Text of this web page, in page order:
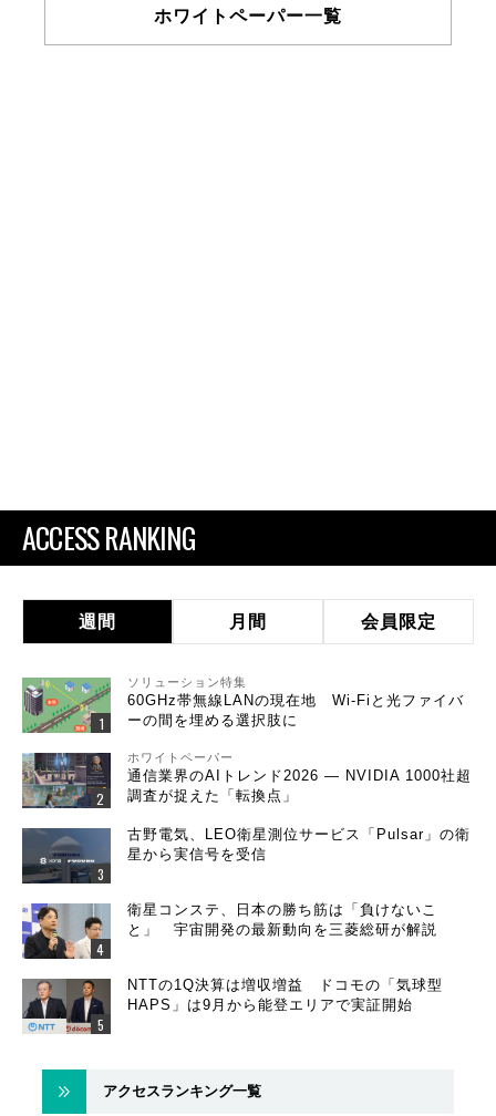
ホワイトペーパー一覧
ACCESS RANKING
週間 月間 会員限定
ソリューション特集
60GHz帯無線LANの現在地 Wi-Fiと光ファイバ
ーの間を埋める選択肢に
ホワイトペーパー
通信業界のAIトレンド2026 ― NVIDIA 1000社超
調査が捉えた「転換点」
古野電気、LEO衛星測位サービス「Pulsar」の衛
星から実信号を受信
衛星コンステ、日本の勝ち筋は「負けないこ
と」 宇宙開発の最新動向を三菱総研が解説
NTTの1Q決算は増収増益 ドコモの「気球型
HAPS」は9月から能登エリアで実証開始
アクセスランキング一覧